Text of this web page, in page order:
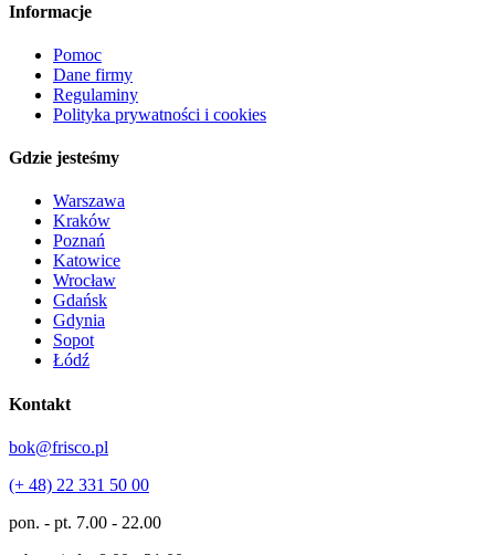
Informacje
Pomoc
Dane firmy
Regulaminy
Polityka prywatności i cookies
Gdzie jesteśmy
Warszawa
Kraków
Poznań
Katowice
Wrocław
Gdańsk
Gdynia
Sopot
Łódź
Kontakt
bok@frisco.pl
(+ 48) 22 331 50 00
pon. - pt. 7.00 - 22.00